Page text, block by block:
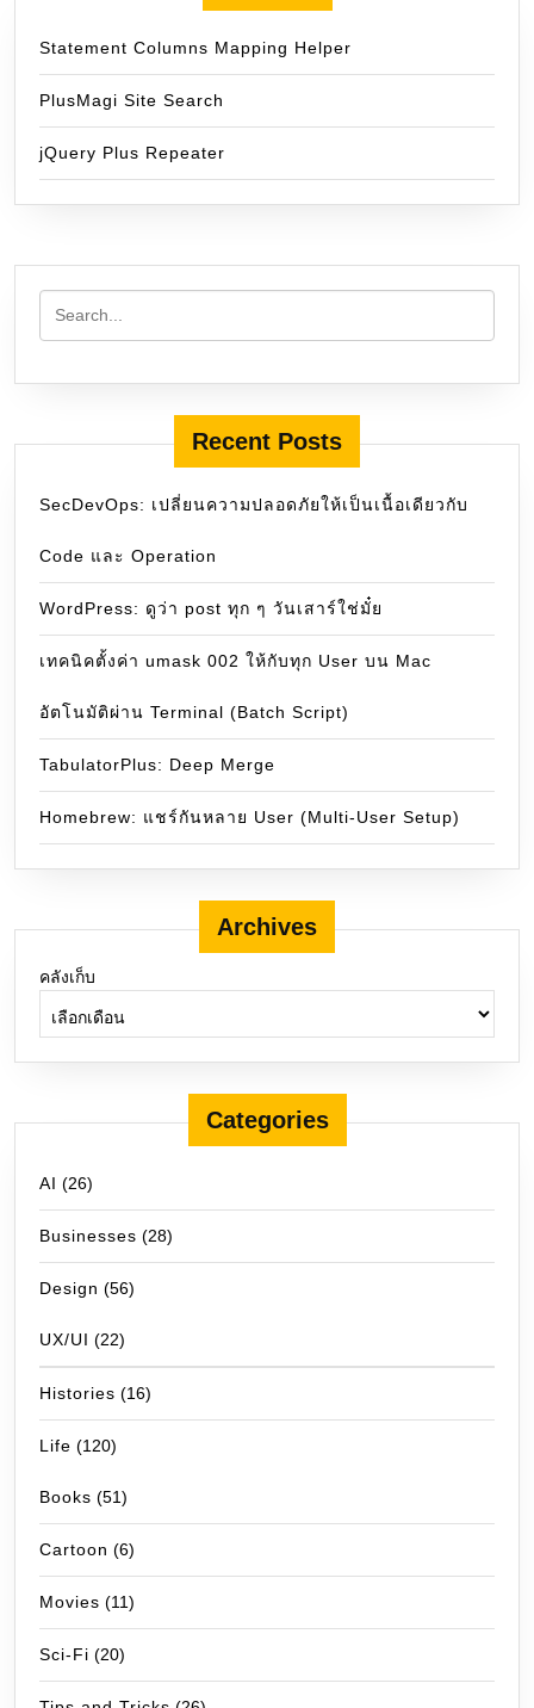
Statement Columns Mapping Helper
PlusMagi Site Search
jQuery Plus Repeater
Recent Posts
SecDevOps: เปลี่ยนความปลอดภัยให้เป็นเนื้อเดียวกับ
Code และ Operation
WordPress: ดูว่า post ทุก ๆ วันเสาร์ใช่มั๋ย
เทคนิคตั้งค่า umask 002 ให้กับทุก User บน Mac
อัตโนมัติผ่าน Terminal (Batch Script)
TabulatorPlus: Deep Merge
Homebrew: แชร์กันหลาย User (Multi-User Setup)
Archives
คลังเก็บ
Categories
AI (26)
Businesses (28)
Design (56)
UX/UI (22)
Histories (16)
Life (120)
Books (51)
Cartoon (6)
Movies (11)
Sci-Fi (20)